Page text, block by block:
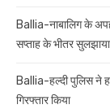
Ballia-नाबालिग के
सप्ताह के भीतर सुलझाया
Ballia-हल्दी पुलिस ने
गिरफ्तार किया